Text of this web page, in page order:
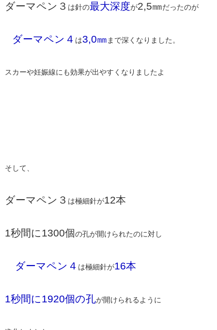
ダーマペン３ は針の最大深度が2,5㎜だったのが
ダーマペン４ は3,0㎜ まで深くなりました。
スカーや妊娠線にも効果が出やすくなりましたよ
そして、
ダーマペン３ は極細針が12本
1秒間に1300個の孔が開けられたのに対し
ダーマペン４ は極細針が16本
1秒間に1920個の孔が開けられるように